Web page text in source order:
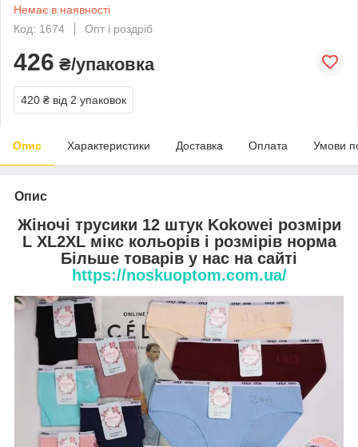
Немає в наявності
Код: 1674
Опт і роздріб
426 ₴/упаковка
420 ₴ від 2 упаковок
Опис Характеристики Доставка Оплата Умови
Опис
Жіночі трусики 12 штук Kokowei розміри
L XL2XL мікс кольорів і розмірів норма
Більше товарів у нас на сайті
https://noskuoptom.com.ua/